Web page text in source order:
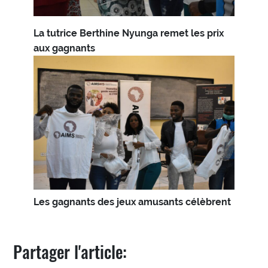
La tutrice Berthine Nyunga remet les prix
aux gagnants
Les gagnants des jeux amusants célèbrent
Partager l'article: